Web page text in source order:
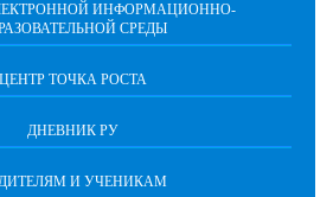
ИНФОРМАЦИОННО-
СРЕДЫ
ЦЕНТР ТОЧКА РОСТА
ДНЕВНИК РУ
И УЧЕНИКАМ